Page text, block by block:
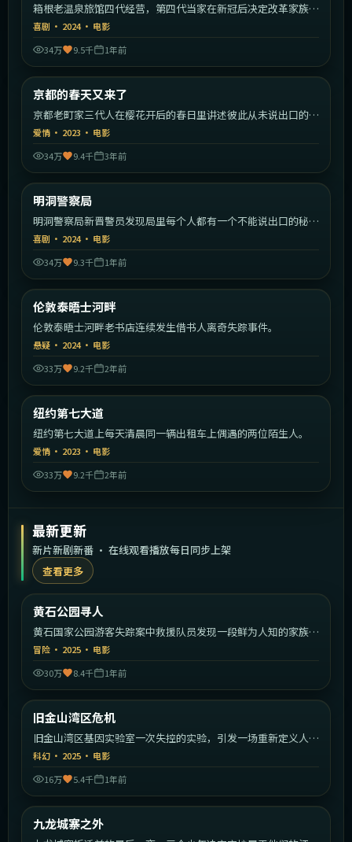
箱根老温泉旅馆四代经营，第四代当家在新冠后决定改革家族传
统。
喜剧 · 2024· 电影
34万
9.5千 1年前
热门
京都的春天又来了
京都老町家三代人在樱花开后的春日里讲述彼此从未说出口的
事。
爱情 · 2023 · 电影
34万
9.4千 3年前
热门
明洞警察局
明洞警察局新晋警员发现局里每个人都有一个不能说出口的秘
密。
喜剧 · 2024· 电影
34万
9.3千 1年前
热门
伦敦泰晤士河畔
伦敦泰晤士河畔老书店连续发生借书人离奇失踪事件。
悬疑 · 2024· 电影
33万
9.2千 2年前
热门
纽约第七大道
纽约第七大道上每天清晨同一辆出租车上偶遇的两位陌生人。
爱情 · 2023 · 电影
33万
9.2千 2年前
最新更新
新片新剧新番 · 在线观看播放每日同步上架
查看更多
最新
黄石公园寻人
黄石国家公园游客失踪案中救援队员发现一段鲜为人知的家族秘
密。
冒险 · 2025 · 电影
30万
8.4千 1年前
最新
旧金山湾区危机
旧金山湾区基因实验室一次失控的实验，引发一场重新定义人类
的危机。
科幻 · 2025 · 电影
16万
5.4千 1年前
最新
九龙城寨之外